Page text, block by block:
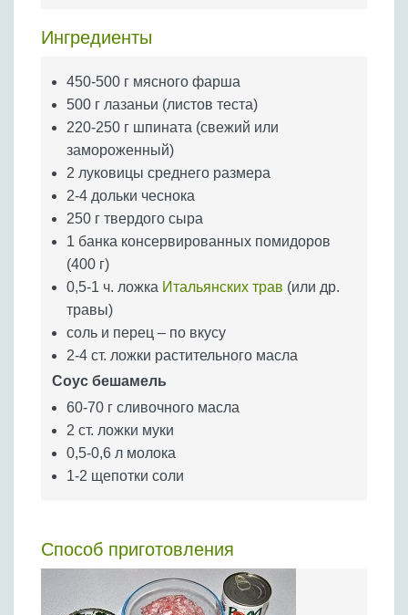
Яйца
Ингредиенты
450-500 г мясного фарша
500 г лазаньи (листов теста)
220-250 г шпината (свежий или
замороженный)
2 луковицы среднего размера
2-4 дольки чеснока
250 г твердого сыра
1 банка консервированных помидоров
(400 г)
0,5-1 ч. ложка Итальянских трав (или др.
травы)
соль и перец – по вкусу
2-4 ст. ложки растительного масла
Соус бешамель
60-70 г сливочного масла
2 ст. ложки муки
0,5-0,6 л молока
1-2 щепотки соли
Способ приготовления